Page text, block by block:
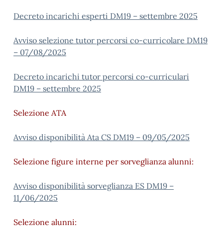
Decreto incarichi esperti DM19 – settembre 2025
Avviso selezione tutor percorsi co-curricolare DM19
– 07/08/2025
Decreto incarichi tutor percorsi co-curriculari
DM19 – settembre 2025
Selezione ATA
Avviso disponibilità Ata CS DM19 – 09/05/2025
Selezione figure interne per sorveglianza alunni:
Avviso disponibilità sorveglianza ES DM19 –
11/06/2025
Selezione alunni: